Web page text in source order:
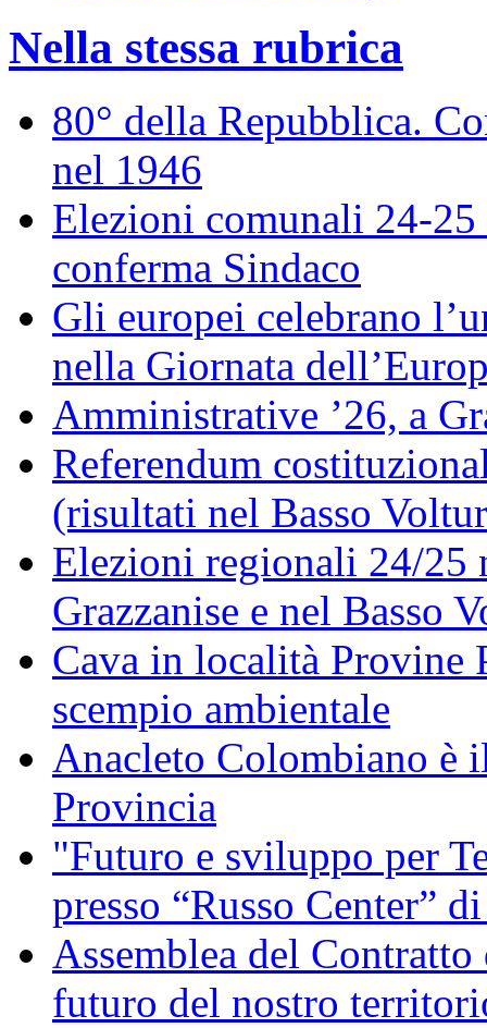
Nella stessa rubrica
80° della Repubblica.
nel 1946
Elezioni comunali 24-
conferma Sindaco
Gli europei celebrano
nella Giornata
Amministrative ’26, a
Referendum
(risultati nel Basso
Elezioni regionali 24/
Grazzanise e nel Basso
Cava in località Provine
scempio ambientale
Anacleto Colombiano è
Provincia
"Futuro e sviluppo per
presso “Russo Center”
Assemblea del
futuro del nostro